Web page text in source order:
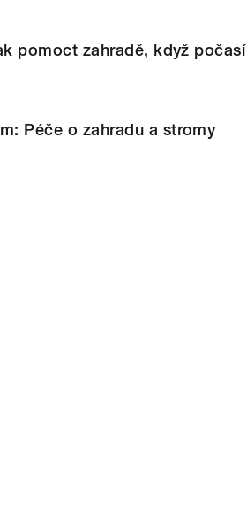
pomoct zahradě, když počasí
Péče o zahradu a stromy